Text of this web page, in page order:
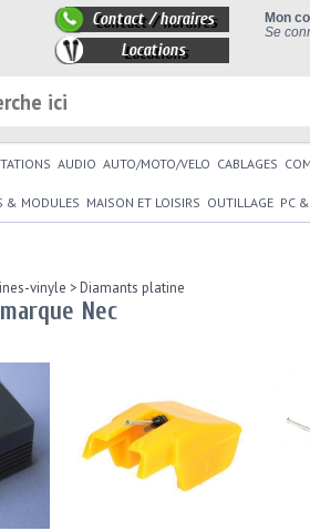
Mon
Se
Contact / horaires
Locations
AUDIO AUTO/MOTO/VELO CABLAGES
& MODULES MAISON ET LOISIRS OUTILLAGE PC
vinyle >Diamants platine
Nec